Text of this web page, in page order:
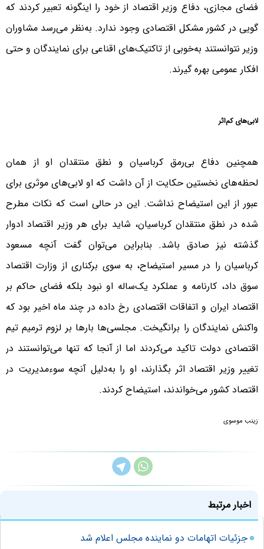
فضای مجازی، دفاع وزیر اقتصاد از خود را اینگونه تعبیر کردند که
گویی در کشور مشکل اقتصادی وجود ندارد. به‌نظر می‌رسد مشاوران
وزیر نتوانستند به‌خوبی از تاکتیک‌های اقناعی برای نمایندگان و حتی
افکار عمومی بهره گیرند.
لابی‌های کم‌اثر
همچنین دفاع بی‌رمق کرباسیان و نطق منتقدان او از همان
لحظه‌های نخستین حکایت از آن داشت که او لابی‌های موثری برای
عبور از این استیضاح نداشت. این در حالی است که نکات مطرح
شده در نطق منتقدان کرباسیان، شاید برای هر وزیر اقتصاد ادوار
گذشته نیز صادق باشد. بنابراین می‌توان گفت آنچه مسعود
کرباسیان را در مسیر استیضاح، به سوی برکناری از وزارت اقتصاد
سوق داد، کارنامه و عملکرد یک‌ساله او نبود بلکه فضای حاکم بر
اقتصاد ایران و اتفاقات اقتصادی رخ داده در چند ماه اخیر بود که
واکنش نمایندگان را برانگیخت. مجلسی‌ها بارها بر لزوم ترمیم تیم
اقتصادی دولت تاکید می‌کردند اما از آنجا که تنها می‌توانستند در
تغییر وزیر اقتصاد اثر بگذارند، او را به‌دلیل آنچه سوء‌مدیریت در
اقتصاد کشور می‌خواندند، استیضاح کردند.
زینب موسوی
اخبار مرتبط
جزئیات اتهامات دو نماینده مجلس اعلام شد